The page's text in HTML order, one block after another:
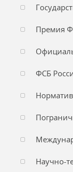
Премия
ФСБ
Научно-